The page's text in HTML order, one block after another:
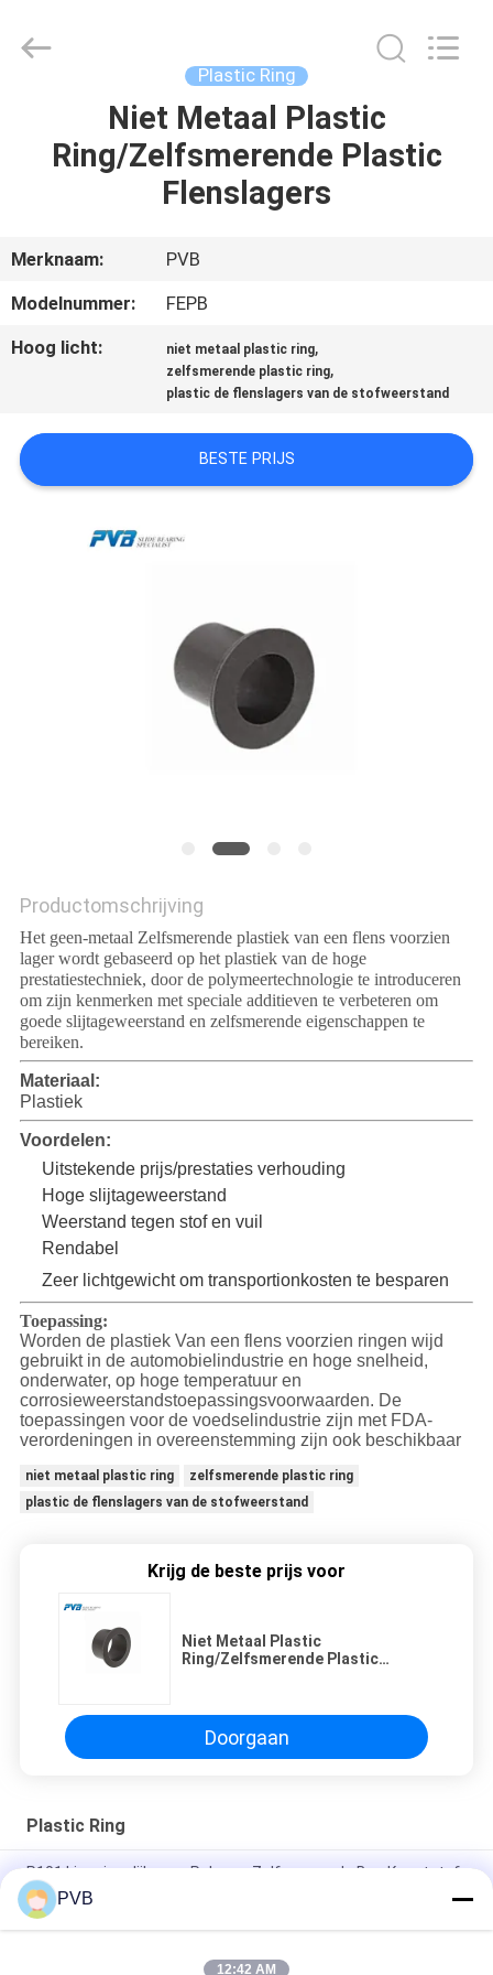
PRODUCTEN
VIDEO'S
SHOW
OVER
ONS
FABRIEKSTOCHT
KWALITEITSCONTROLE
NIEUWS
GEVALLEN
SITEMAP
PRIVACY
POLICY
Bearing
Co.,Ltd.
Plastic Ring
Niet Metaal Plastic
Ring/Zelfsmerende Plastic
Flenslagers
Merknaam:
PVB
Modelnummer:
FEPB
Hoog licht:
niet metaal plastic ring,
zelfsmerende plastic ring,
plastic de flenslagers van de stofweerstand
BESTE PRIJS
Productomschrijving
Het geen-metaal Zelfsmerende plastiek van een flens voorzien
lager wordt gebaseerd op het plastiek van de hoge
prestatiestechniek, door de polymeertechnologie te introduceren
om zijn kenmerken met speciale additieven te verbeteren om
goede slijtageweerstand en zelfsmerende eigenschappen te
bereiken.
Materiaal:
Plastiek
Voordelen:
Uitstekende prijs/prestaties verhouding
Hoge slijtageweerstand
Weerstand tegen stof en vuil
Rendabel
Zeer lichtgewicht om transportionkosten te besparen
Toepassing:
Worden de plastiek Van een flens voorzien ringen wijd
gebruikt in de automobielindustrie en hoge snelheid,
onderwater, op hoge temperatuur en
corrosieweerstandstoepassingsvoorwaarden. De
toepassingen voor de voedselindustrie zijn met FDA-
verordeningen in overeenstemming zijn ook beschikbaar
niet metaal plastic ring
zelfsmerende plastic ring
plastic de flenslagers van de stofweerstand
Krijg de beste prijs voor
Niet Metaal Plastic
Ring/Zelfsmerende Plastic
Doorgaan
Plastic Ring
P101 Lineaire glijlagers Polymer Zelfsmerende Bus Kunststof
Flensbussen
P102 Zelfglijdende plastische polymeren flenstalen met een
PVB
12:42 AM